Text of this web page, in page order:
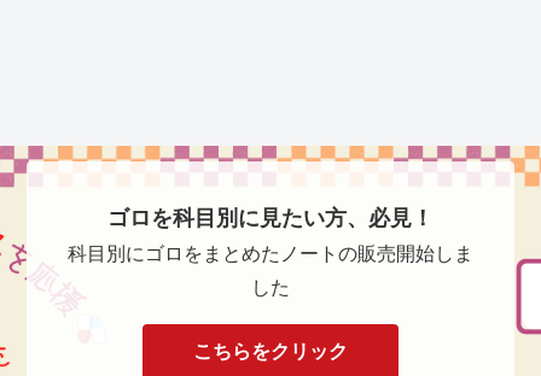
ゴロを科目別に見たい方、必見！
科目別にゴロをまとめたノートの販売開始しま
した
こちらをクリック